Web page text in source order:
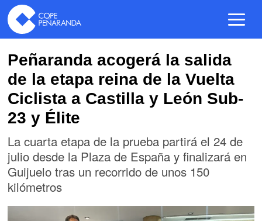
Peñaranda acogerá la salida
de la etapa reina de la Vuelta
Ciclista a Castilla y León Sub-
23 y Élite
La cuarta etapa de la prueba partirá el 24 de
julio desde la Plaza de España y finalizará en
Guijuelo tras un recorrido de unos 150
kilómetros